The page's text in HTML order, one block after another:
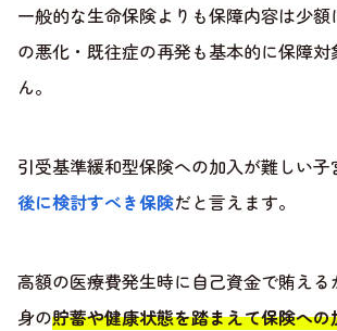
一般的な生命保険よりも保障内容は少
の悪化・既往症の再発も基本的に保障
ん。
引受基準緩和型保険への加入が難しい子
後に検討すべき保険だと言えます。
高額の医療費発生時に自己資金で賄える
身の貯蓄や健康状態を踏まえて保険へ